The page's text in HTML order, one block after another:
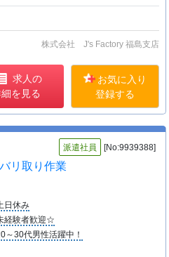
株式会社 J's Factory 福島支店
求人の
を見る
お気に入り
登録する
派遣社員 [No:9939388]
リ取り作業
日休み
経験者歓迎☆
～30代男性活躍中！